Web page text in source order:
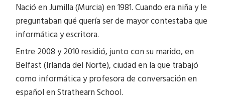
Nació en Jumilla (Murcia) en 1981. Cuando era niña y le
preguntaban qué quería ser de mayor contestaba que
informática y escritora.
Entre 2008 y 2010 residió, junto con su marido, en
Belfast (Irlanda del Norte), ciudad en la que trabajó
como informática y profesora de conversación en
español en Strathearn School.